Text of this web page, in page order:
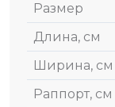
Размер
Длина, см
Ширина, см
Раппорт, см